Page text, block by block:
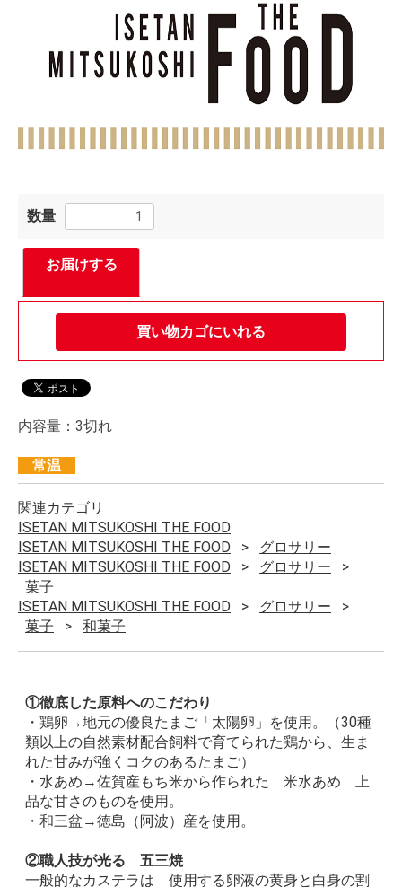
数量
お届けする
買い物カゴにいれる
内容量：3切れ
常温
関連カテゴリ
ISETAN MITSUKOSHI THE FOOD
ISETAN MITSUKOSHI THE FOOD
グロサリー
ISETAN MITSUKOSHI THE FOOD
グロサリー
菓子
ISETAN MITSUKOSHI THE FOOD
グロサリー
菓子
和菓子
①徹底した原料へのこだわり
・鶏卵→地元の優良たまご「太陽卵」を使用。（30種
類以上の自然素材配合飼料で育てられた鶏から、生ま
れた甘みが強くコクのあるたまご）
・水あめ→佐賀産もち米から作られた 米水あめ 上
品な甘さのものを使用。
・和三盆→徳島（阿波）産を使用。
②職人技が光る 五三焼
一般的なカステラは 使用する卵液の黄身と白身の割